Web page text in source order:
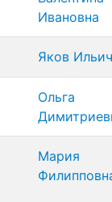
Ивановна
Яков Ильич
Ольга
Мария